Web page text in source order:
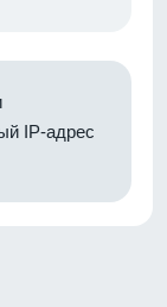
IP-адрес